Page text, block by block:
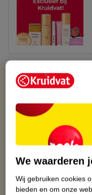
Kruidvat is
Gratis ophalen in de
Op werkdagen voor
Gratis thuisbezorgd
Gratis retourneren
We waarderen
Wij gebruiken cookies
bieden en om onze